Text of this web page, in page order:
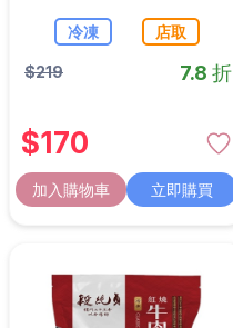
冷凍 店取
$219 7.8 折
$170
加入購物車 立即購買